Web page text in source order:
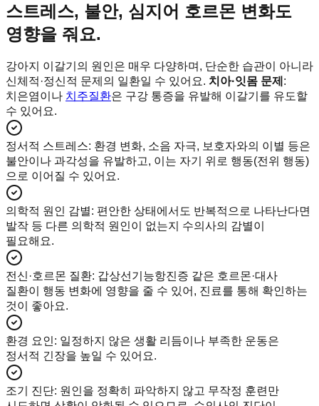
스트레스, 불안, 심지어 호르몬 변화도
영향을 줘요.
강아지 이갈기의 원인은 매우 다양하며, 단순한 습관이 아니라
신체적·정신적 문제의 일환일 수 있어요. 치아·잇몸 문제 :
치은염이나 치주질환은 구강 통증을 유발해 이갈기를 유도할
수 있어요.
정서적 스트레스: 환경 변화, 소음 자극, 보호자와의 이별 등은
불안이나 과각성을 유발하고, 이는 자기 위로 행동(전위 행동)
으로 이어질 수 있어요.
의학적 원인 감별: 편안한 상태에서도 반복적으로 나타난다면
발작 등 다른 의학적 원인이 없는지 수의사의 감별이
필요해요.
전신·호르몬 질환: 갑상선기능항진증 같은 호르몬·대사
질환이 행동 변화에 영향을 줄 수 있어, 진료를 통해 확인하는
것이 좋아요.
환경 요인: 일정하지 않은 생활 리듬이나 부족한 운동은
정서적 긴장을 높일 수 있어요.
조기 진단: 원인을 정확히 파악하지 않고 무작정 훈련만